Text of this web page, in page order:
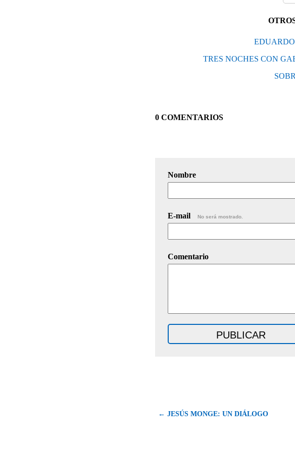
TRES NOCHES CON
0 COMENTARIOS
Nombre
E-mail No será mostrado.
Comentario
← JESÚS MONGE: UN DIÁLOGO